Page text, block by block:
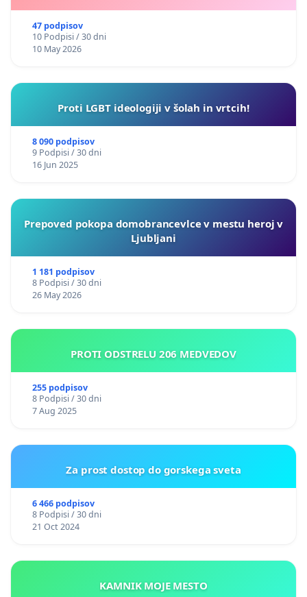
47 podpisov
10 Podpisi / 30 dni
10 May 2026
Proti LGBT ideologiji v šolah in vrtcih!
8 090 podpisov
9 Podpisi / 30 dni
16 Jun 2025
Prepoved pokopa domobrancevlce v mestu heroj v
Ljubljani
1 181 podpisov
8 Podpisi / 30 dni
26 May 2026
PROTI ODSTRELU 206 MEDVEDOV
255 podpisov
8 Podpisi / 30 dni
7 Aug 2025
Za prost dostop do gorskega sveta
6 466 podpisov
8 Podpisi / 30 dni
21 Oct 2024
KAMNIK MOJE MESTO